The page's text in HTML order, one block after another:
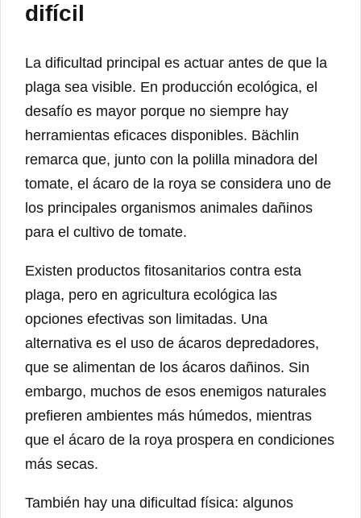
difícil
La dificultad principal es actuar antes de que la
plaga sea visible. En producción ecológica, el
desafío es mayor porque no siempre hay
herramientas eficaces disponibles. Bächlin
remarca que, junto con la polilla minadora del
tomate, el ácaro de la roya se considera uno de
los principales organismos animales dañinos
para el cultivo de tomate.
Existen productos fitosanitarios contra esta
plaga, pero en agricultura ecológica las
opciones efectivas son limitadas. Una
alternativa es el uso de ácaros depredadores,
que se alimentan de los ácaros dañinos. Sin
embargo, muchos de esos enemigos naturales
prefieren ambientes más húmedos, mientras
que el ácaro de la roya prospera en condiciones
más secas.
También hay una dificultad física: algunos